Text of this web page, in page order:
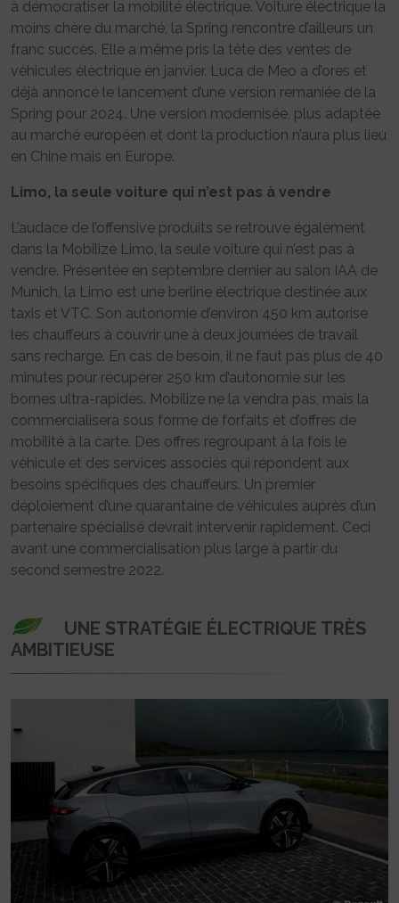
à démocratiser la mobilité électrique. Voiture électrique la
moins chère du marché, la Spring rencontre d’ailleurs un
franc succès. Elle a même pris la tête des ventes de
véhicules électrique en janvier. Luca de Meo a d’ores et
déjà annoncé le lancement d’une version remaniée de la
Spring pour 2024. Une version modernisée, plus adaptée
au marché européen et dont la production n’aura plus lieu
en Chine mais en Europe.
Limo, la seule voiture qui n’est pas à vendre
L’audace de l’offensive produits se retrouve également
dans la Mobilize Limo, la seule voiture qui n’est pas à
vendre. Présentée en septembre dernier au salon IAA de
Munich, la Limo est une berline électrique destinée aux
taxis et VTC. Son autonomie d’environ 450 km autorise
les chauffeurs à couvrir une à deux journées de travail
sans recharge. En cas de besoin, il ne faut pas plus de 40
minutes pour récupérer 250 km d’autonomie sur les
bornes ultra-rapides. Mobilize ne la vendra pas, mais la
commercialisera sous forme de forfaits et d’offres de
mobilité à la carte. Des offres regroupant à la fois le
véhicule et des services associés qui répondent aux
besoins spécifiques des chauffeurs. Un premier
déploiement d’une quarantaine de véhicules auprès d’un
partenaire spécialisé devrait intervenir rapidement. Ceci
avant une commercialisation plus large à partir du
second semestre 2022.
UNE STRATÉGIE ÉLECTRIQUE TRÈS
AMBITIEUSE